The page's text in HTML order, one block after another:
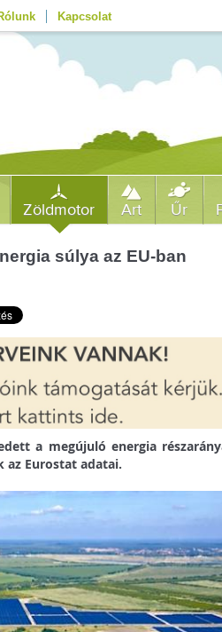
Kapcsolat
Zöldmotor Art Űr
súlya az EU-ban
a megújuló energia
az Eurostat adatai.